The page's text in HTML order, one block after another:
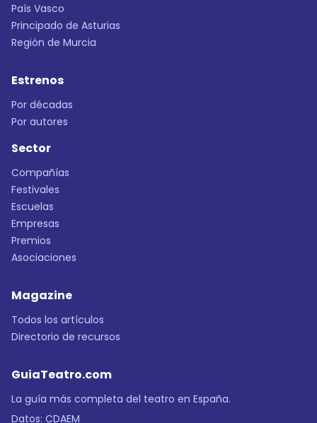
País Vasco
Principado de Asturias
Región de Murcia
Estrenos
Por décadas
Por autores
Sector
Compañías
Festivales
Escuelas
Empresas
Premios
Asociaciones
Magazine
Todos los artículos
Directorio de recursos
GuiaTeatro.com
La guía más completa del teatro en España.
Datos: CDAEM